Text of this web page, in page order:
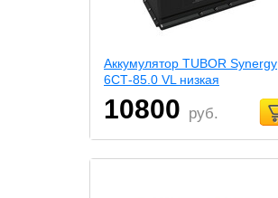
Аккумулятор TUBOR Synergy
6СТ-85.0 VL низкая
10800 руб.